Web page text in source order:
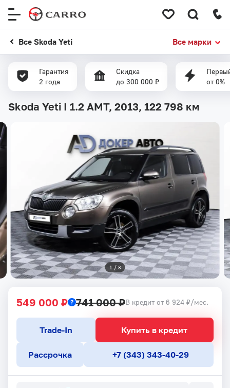
Все Skoda Yeti Все марки
Гарантия
2 года
Скидка
до 300 000 ₽
от 0%
Skoda Yeti I 1.2 AMT, 2013, 122 798 км
1 / 8
549 000 ₽ 741 000 ₽В кредит от 6 924 ₽/мес.
Купить в кредит
Trade-In
Рассрочка +7 (343) 343-40-29